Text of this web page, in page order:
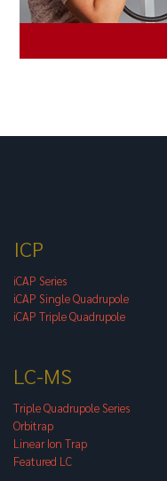
ICP
iCAP Series
iCAP Single Quadrupole
iCAP Triple Quadrupole
LC-MS
Triple Quadrupole Series
Orbitrap
Linear Ion Trap
Featured LC